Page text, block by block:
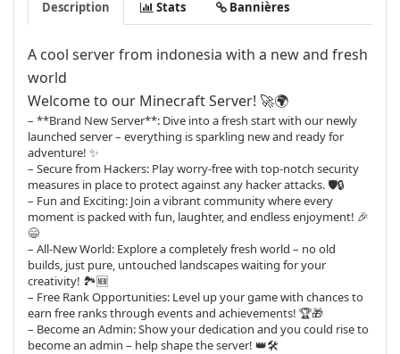
Description Stats Bannières
A cool server from indonesia with a new and fresh
world
Welcome to our Minecraft Server! 🚀🌍
– **Brand New Server**: Dive into a fresh start with our newly
launched server – everything is sparkling new and ready for
adventure! ✨
– Secure from Hackers: Play worry-free with top-notch security
measures in place to protect against any hacker attacks. 🛡️🔒
– Fun and Exciting: Join a vibrant community where every
moment is packed with fun, laughter, and endless enjoyment! 🎉
😄
– All-New World: Explore a completely fresh world – no old
builds, just pure, untouched landscapes waiting for your
creativity! 🏞️🆕
– Free Rank Opportunities: Level up your game with chances to
earn free ranks through events and achievements! 🏆🎁
– Become an Admin: Show your dedication and you could rise to
become an admin – help shape the server! 👑🛠️